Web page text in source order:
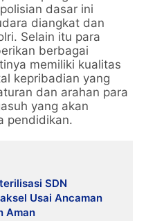
dasar ini
diangkat dan
Selain itu para
berbagai
memiliki kualitas
kepribadian yang
dan arahan para
yang akan
pendidikan.
SDN
Usai Ancaman
Aman